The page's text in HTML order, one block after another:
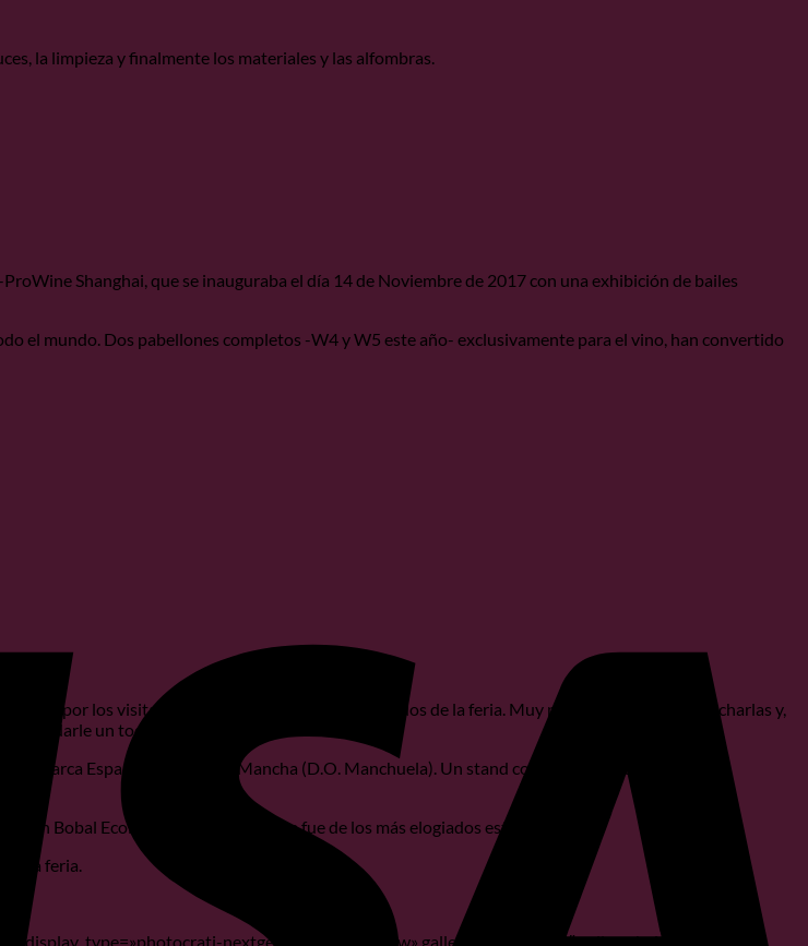
la limpieza y finalmente los materiales y las alfombras.
Shanghai, que se inauguraba el día 14 de Noviembre de 2017 con una exhibición de bailes
el mundo. Dos pabellones completos -W4 y W5 este año- exclusivamente para el vino, han convertido
por los visitantes como los stands más divertidos de la feria. Muy participativos, muchas charlas y,
darle un toque de alegría a nuestros stands…
la marca España y Castilla La Mancha (D.O. Manchuela). Un stand con mucha gente a toda hora,
Bobal Ecológico Tinto Roble, que fue de los más elogiados este año.
la feria.
display_type=»photocrati-nextgen_basic_slideshow» gallery_width=»400″ gallery_height=»300″